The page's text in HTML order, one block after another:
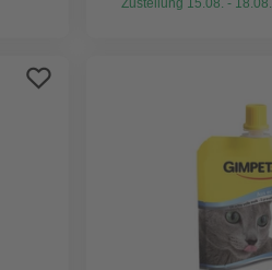
Zustellung 15.08. - 18.08.